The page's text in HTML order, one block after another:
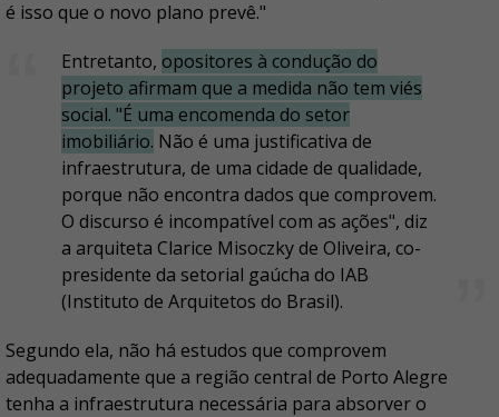
é isso que o novo plano prevê."
Entretanto, opositores à condução do
projeto afirmam que a medida não tem viés
social. "É uma encomenda do setor
imobiliário. Não é uma justificativa de
infraestrutura, de uma cidade de qualidade,
porque não encontra dados que comprovem.
O discurso é incompatível com as ações", diz
a arquiteta Clarice Misoczky de Oliveira, co-
presidente da setorial gaúcha do IAB
(Instituto de Arquitetos do Brasil).
Segundo ela, não há estudos que comprovem
adequadamente que a região central de Porto Alegre
tenha a infraestrutura necessária para absorver o